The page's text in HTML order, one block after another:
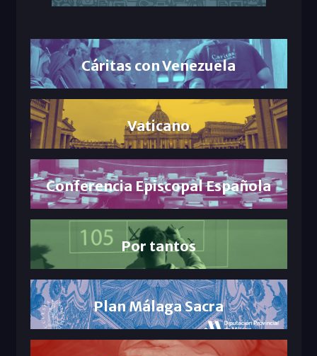
Cáritas con Venezuela
Vaticano
Conferencia Episcopal Española
Por tantos
Plan Málaga Sacra